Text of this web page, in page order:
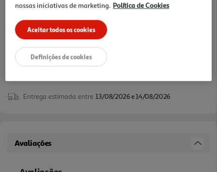
Ref. / EAN: 8018080510250
19,99 €
Entrega estimada entre 13/08/2026 e 14/08/2026
Avaliações
nossas iniciativas de marketing. Política de Cookies
Aceitar todos os cookies
Definições de cookies